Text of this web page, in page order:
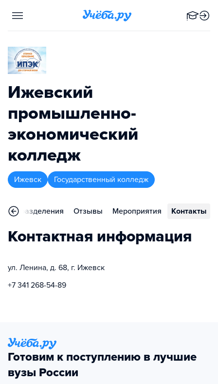
Ижевский
промышленно-
экономический
колледж
Ижевск Государственный колледж
Подразделения Отзывы Мероприятия Контакты
Контактная информация
ул. Ленина, д. 68, г. Ижевск
+7 341 268-54-89
Готовим к поступлению в лучшие
вузы России